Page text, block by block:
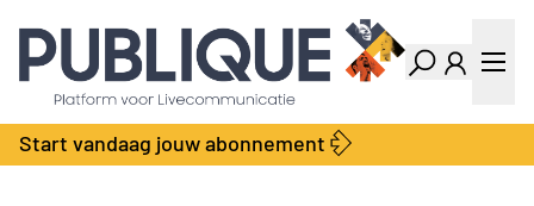
Industry Dashboard
Vacatures
Kalender
Producten
Bedrijvengids
Locatie Finder
Start vandaag jouw abonnement